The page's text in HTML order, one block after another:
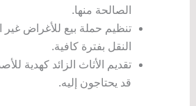
الصالحة منها.
تنظيم حملة بيع للأغراض
النقل بفترة كافية.
تقديم الأثاث الزائد كهدية
قد يحتاجون إليه.